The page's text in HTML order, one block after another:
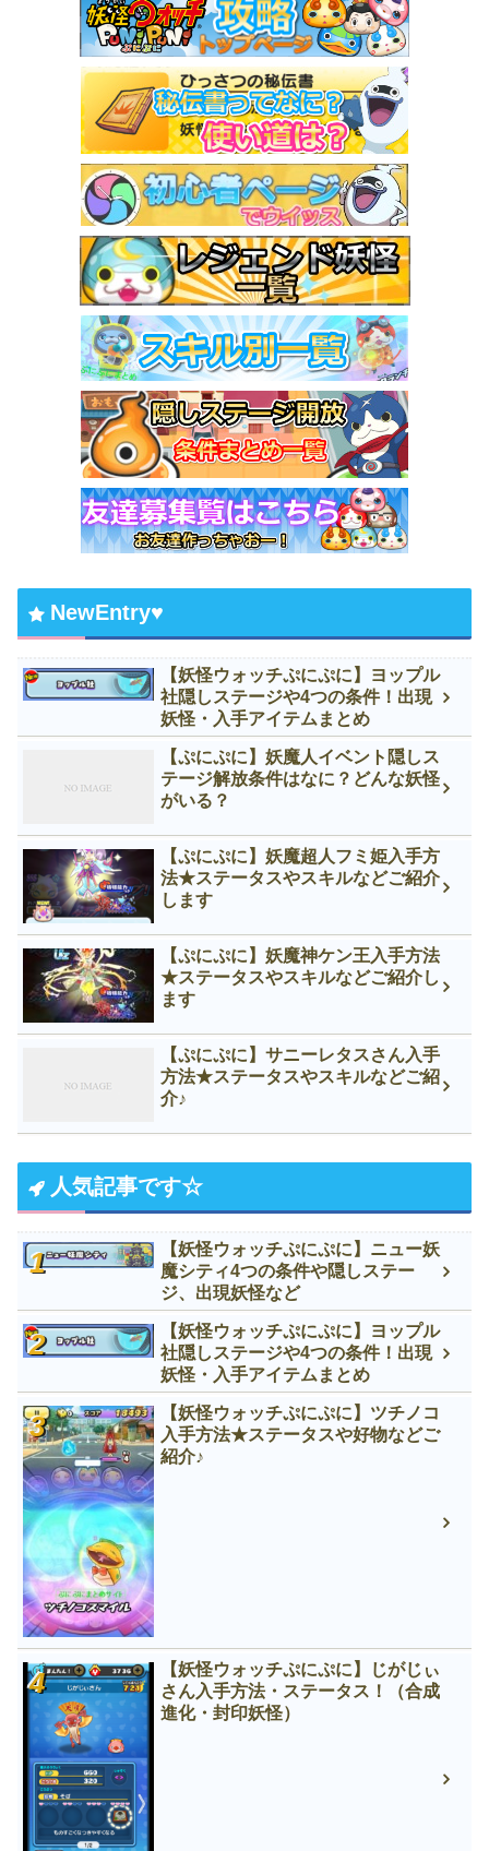
NewEntry♥
【妖怪ウォッチぷにぷに】ヨップル
社隠しステージや4つの条件！出現
妖怪・入手アイテムまとめ
【ぷにぷに】妖魔人イベント隠しス
テージ解放条件はなに？どんな妖怪
がいる？
【ぷにぷに】妖魔超人フミ姫入手方
法★ステータスやスキルなどご紹介
します
【ぷにぷに】妖魔神ケン王入手方法
★ステータスやスキルなどご紹介し
ます
【ぷにぷに】サニーレタスさん入手
方法★ステータスやスキルなどご紹
介♪
人気記事です☆
【妖怪ウォッチぷにぷに】ニュー妖
魔シティ4つの条件や隠しステー
ジ、出現妖怪など
【妖怪ウォッチぷにぷに】ヨップル
社隠しステージや4つの条件！出現
妖怪・入手アイテムまとめ
【妖怪ウォッチぷにぷに】ツチノコ
入手方法★ステータスや好物などご
紹介♪
【妖怪ウォッチぷにぷに】じがじぃ
さん入手方法・ステータス！（合成
進化・封印妖怪）